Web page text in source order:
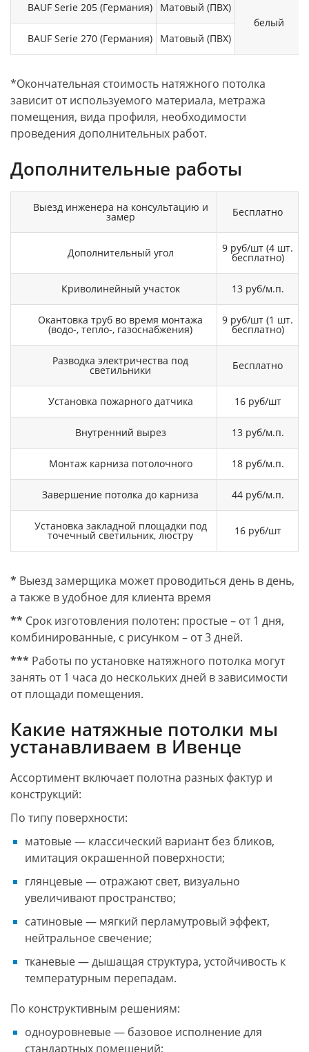
BAUF Serie 205 (Германия)
Матовый (ПВХ)
белый
BAUF Serie 270 (Германия)
Матовый (ПВХ)
*Окончательная стоимость натяжного потолка
зависит от используемого материала, метража
помещения, вида профиля, необходимости
проведения дополнительных работ.
Дополнительные работы
Выезд инженера на консультацию и
замер Бесплатно
Дополнительный угол 9 руб/шт (4 шт.
бесплатно)
Криволинейный участок 13 руб/м.п.
Окантовка труб во время монтажа
(водо-, тепло-, газоснабжения)
9 руб/шт (1 шт.
бесплатно)
Разводка электричества под
светильники Бесплатно
Установка пожарного датчика 16 руб/шт
Внутренний вырез 13 руб/м.п.
Монтаж карниза потолочного 18 руб/м.п.
Завершение потолка до карниза 44 руб/м.п.
Установка закладной площадки под
точечный светильник, люстру 16 руб/шт
* Выезд замерщика может проводиться день в день,
а также в удобное для клиента время
** Срок изготовления полотен: простые – от 1 дня,
комбинированные, с рисунком – от 3 дней.
*** Работы по установке натяжного потолка могут
занять от 1 часа до нескольких дней в зависимости
от площади помещения.
Какие натяжные потолки мы
устанавливаем в Ивенце
Ассортимент включает полотна разных фактур и
конструкций:
По типу поверхности:
матовые — классический вариант без бликов,
имитация окрашенной поверхности;
глянцевые — отражают свет, визуально
увеличивают пространство;
сатиновые — мягкий перламутровый эффект,
нейтральное свечение;
тканевые — дышащая структура, устойчивость к
температурным перепадам.
По конструктивным решениям:
одноуровневые — базовое исполнение для
стандартных помещений;